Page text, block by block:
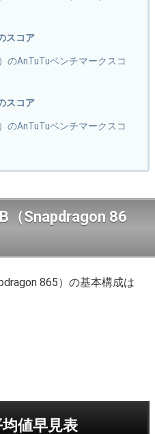
スコア
のAnTuTuベンチマークスコ
スコア
のAnTuTuベンチマークスコ
（Snapdragon 86
865）の基本構成は
値早見表